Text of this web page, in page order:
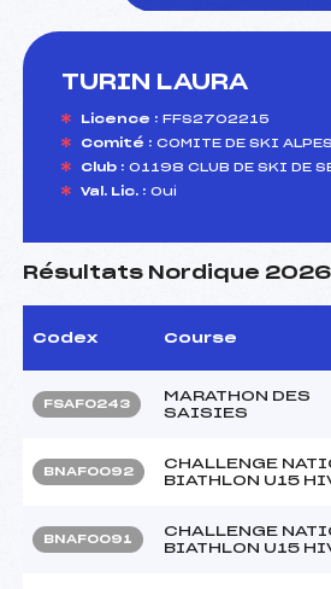
TURIN LAURA
Licence : FFS2702215
Comité : COMITE DE SKI
Club : 01198 CLUB DE SKI DE
Val. Lic. : Oui
Résultats Nordique 2026
Codex Course
FSAF0243
MARATHON DES
SAISIES
BNAF0092
CHALLENGE
BIATHLON U15
BNAF0091
CHALLENGE
BIATHLON U15